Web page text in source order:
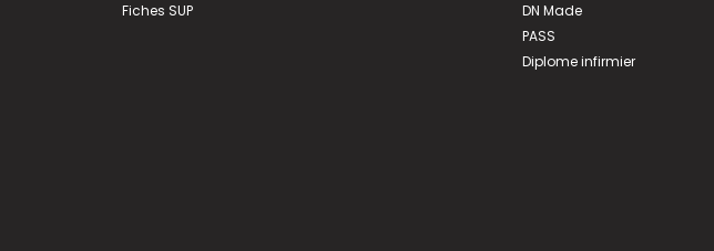
Fiches SUP
DN Made
PASS
Diplome infirmier